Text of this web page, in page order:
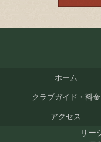
ホーム
クラブガイド・料金
アクセス
リー